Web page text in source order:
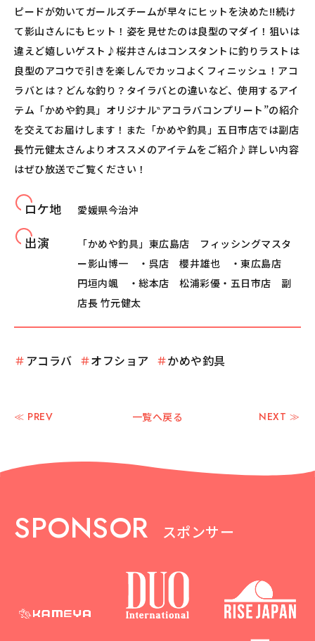
ピードが効いてガールズチームが早々にヒットを決めた!!続け
て影山さんにもヒット！姿を見せたのは良型のマダイ！狙いは
違えど嬉しいゲスト♪桜井さんはコンスタントに釣りラストは
良型のアコウで引きを楽しんでカッコよくフィニッシュ！アコ
ラバとは？どんな釣り？タイラバとの違いなど、使用するアイ
テム「かめや釣具」オリジナル‶アコラバコンプリート”の紹介
を交えてお届けします！また「かめや釣具」五日市店では副店
長竹元健太さんよりオススメのアイテムをご紹介♪詳しい内容
はぜひ放送でご覧ください！
ロケ地 愛媛県今治沖
出演
「かめや釣具」東広島店 フィッシングマスタ
ー影山博一 ・呉店 櫻井雄也 ・東広島店
円垣内颯 ・総本店 松浦彩優・五日市店 副
店長 竹元健太
＃ アコラバ ＃オフショア ＃かめや釣具
≪ PREV 一覧へ戻る NEXT ≫
SPONSOR スポンサー